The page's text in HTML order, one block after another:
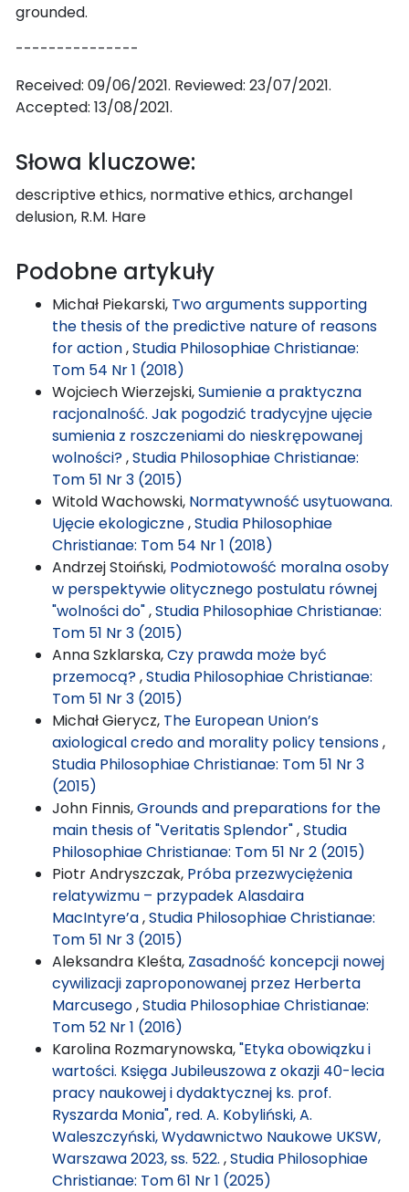
grounded.
---------------
Received: 09/06/2021. Reviewed: 23/07/2021.
Accepted: 13/08/2021.
Słowa kluczowe:
descriptive ethics, normative ethics, archangel
delusion, R.M. Hare
Podobne artykuły
Michał Piekarski, Two arguments supporting
the thesis of the predictive nature of reasons
for action,Studia Philosophiae Christianae:
Tom 54 Nr 1 (2018)
Wojciech Wierzejski,Sumienie a praktyczna
racjonalność. Jak pogodzić tradycyjne ujęcie
sumienia z roszczeniami do nieskrępowanej
wolności?,Studia Philosophiae Christianae:
Tom 51 Nr 3 (2015)
Witold Wachowski, Normatywność usytuowana.
Ujęcie ekologiczne,Studia Philosophiae
Christianae: Tom 54 Nr 1 (2018)
Andrzej Stoiński, Podmiotowość moralna osoby
w perspektywie olitycznego postulatu równej
"wolności do",Studia Philosophiae Christianae:
Tom 51 Nr 3 (2015)
Anna Szklarska,Czy prawda może być
przemocą?,Studia Philosophiae Christianae:
Tom 51 Nr 3 (2015)
Michał Gierycz, The European Union’s
axiological credo and morality policy tensions,
Studia Philosophiae Christianae: Tom 51 Nr 3
(2015)
John Finnis,Grounds and preparations for the
main thesis of "Veritatis Splendor",Studia
Philosophiae Christianae: Tom 51 Nr 2 (2015)
Piotr Andryszczak, Próba przezwyciężenia
relatywizmu – przypadek Alasdaira
MacIntyre’a,Studia Philosophiae Christianae:
Tom 51 Nr 3 (2015)
Aleksandra Kleśta, Zasadność koncepcji nowej
cywilizacji zaproponowanej przez Herberta
Marcusego,Studia Philosophiae Christianae:
Tom 52 Nr 1 (2016)
Karolina Rozmarynowska,"Etyka obowiązku i
wartości. Księga Jubileuszowa z okazji 40-lecia
pracy naukowej i dydaktycznej ks. prof.
Ryszarda Monia", red. A. Kobyliński, A.
Waleszczyński, Wydawnictwo Naukowe UKSW,
Warszawa 2023, ss. 522. ,Studia Philosophiae
Christianae: Tom 61 Nr 1 (2025)